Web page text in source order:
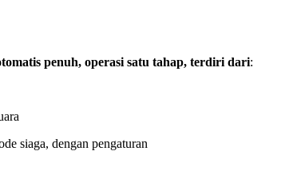
penuh, operasi satu tahap, terdiri dari:
siaga, dengan pengaturan